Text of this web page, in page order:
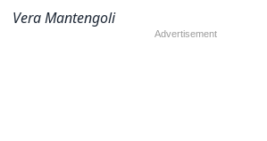
Vera Mantengoli